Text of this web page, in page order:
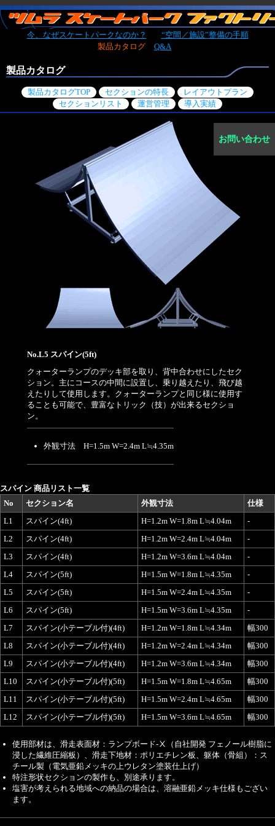
今、なぜスケートパークなのか？
“空間／施設”整備の手順
製品カタログ
Q&A
製品カタログ
製品カタログTOP セクションの特長
レイアウトプラン
セクションリスト
運営管理 導入実績
No.L5 スパイン(5ft)
クォーターランプのデッキ部を取り、背中合わせにしたセク
ション。主にコースの中間に設置し、乗り越えたり、飛び越
えたりして使用します。クォーターランプと同じ様に使用す
ることも可能で、豊富なトリック（技）が出来るセクショ
ン。
外観寸法 H=1.5m W=2.4m L≒4.35m
スパイン 商品リスト一覧
No
セクション名 外観寸法
仕様
L1
スパイン(4ft) H=1.2m W=1.8m L≒4.04m
-
L2
スパイン(4ft) H=1.2m W=2.4m L≒4.04m
-
L3
スパイン(4ft) H=1.2m W=3.6m L≒4.04m
-
L4
スパイン(5ft) H=1.5m W=1.8m L≒4.35m
-
L5
スパイン(5ft) H=1.5m W=2.4m L≒4.35m
-
L6
スパイン(5ft) H=1.5m W=3.6m L≒4.35m
-
L7
スパイン(小テーブル付)(4ft) H=1.2m W=1.8m L≒4.34m
幅300
L8
スパイン(小テーブル付)(4ft) H=1.2m W=2.4m L≒4.34m
幅300
L9
スパイン(小テーブル付)(4ft) H=1.2m W=3.6m L≒4.34m
幅300
L10
スパイン(小テーブル付)(5ft) H=1.5m W=1.8m L≒4.65m
幅300
L11
スパイン(小テーブル付)(5ft) H=1.5m W=2.4m L≒4.65m
幅300
L12
スパイン(小テーブル付)(5ft) H=1.5m W=3.6m L≒4.65m 幅300
使用部材は、滑走表面材：ランプボード-Ⅹ（自社開発 フェノール樹脂に
浸した繊維圧縮板）、滑走下地材：ポリエチレン板、躯体（骨組）：ス
チール製（電気亜鉛メッキの上ウレタン塗装仕上げ）
特注形状セクションの製作も、別途承ります。
塩害が考えられる地域への納品の場合は、溶融亜鉛メッキ仕様もござい
ます。
お問い合わせ